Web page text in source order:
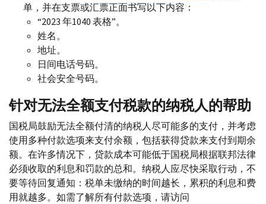
单，并在支票或汇票正面书写以下内容：
“2023 年1040 表格”。
姓名。
地址。
日间电话号码。
社会安全号码。
针对无法全额支付税款的纳税人的帮助
国税局鼓励无法全额付清的纳税人尽可能多的支付，并考虑
使用多种付款选项来支付余额，包括获得贷款来支付到期余
额。在许多情况下，贷款成本可能低于国税局根据联邦法律
必须收取的利息和罚款的总和。纳税人应尽快采取行动，不
要等待回复通知：税单未缴纳的时间越长，累积的利息和费
用就越多。如需了解所有付款选项，请访问